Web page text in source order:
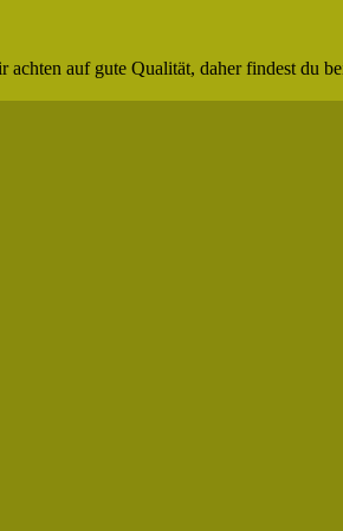
auf gute Qualität, daher findest du